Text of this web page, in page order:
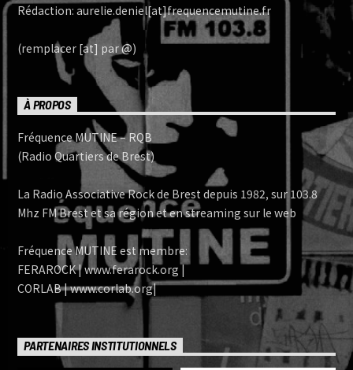
Rédaction: aurelie.deniel[at]frequencemutine.fr
(remplacer [at] par @)
À PROPOS
Fréquence MUTINE – RQB
(Radio Quartiers de Brest)
La Radio Associative Rock de Brest depuis 1982, sur 103.8
Mhz FM Brest et sa région et en streaming sur le web
Fréquence MUTINE est membre:
FERAROCK | www.ferarock.org |
CORLAB | www.corlab.org|
PARTENAIRES INSTITUTIONNELS